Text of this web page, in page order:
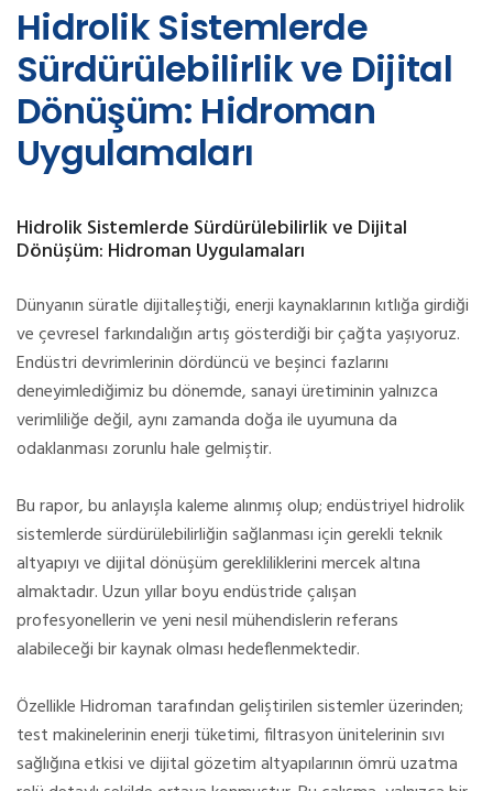
Hidrolik Sistemlerde
Sürdürülebilirlik ve Dijital
Dönüşüm: Hidroman
Uygulamaları
Hidrolik Sistemlerde Sürdürülebilirlik ve Dijital
Dönüşüm: Hidroman Uygulamaları
Dünyanın süratle dijitalleştiği, enerji kaynaklarının kıtlığa girdiği
ve çevresel farkındalığın artış gösterdiği bir çağta yaşıyoruz.
Endüstri devrimlerinin dördüncü ve beşinci fazlarını
deneyimlediğimiz bu dönemde, sanayi üretiminin yalnızca
verimliliğe değil, aynı zamanda doğa ile uyumuna da
odaklanması zorunlu hale gelmiştir.
Bu rapor, bu anlayışla kaleme alınmış olup; endüstriyel hidrolik
sistemlerde sürdürülebilirliğin sağlanması için gerekli teknik
altyapıyı ve dijital dönüşüm gerekliliklerini mercek altına
almaktadır. Uzun yıllar boyu endüstride çalışan
profesyonellerin ve yeni nesil mühendislerin referans
alabileceği bir kaynak olması hedeflenmektedir.
Özellikle Hidroman tarafından geliştirilen sistemler üzerinden;
test makinelerinin enerji tüketimi, filtrasyon ünitelerinin sıvı
sağlığına etkisi ve dijital gözetim altyapılarının ömrü uzatma